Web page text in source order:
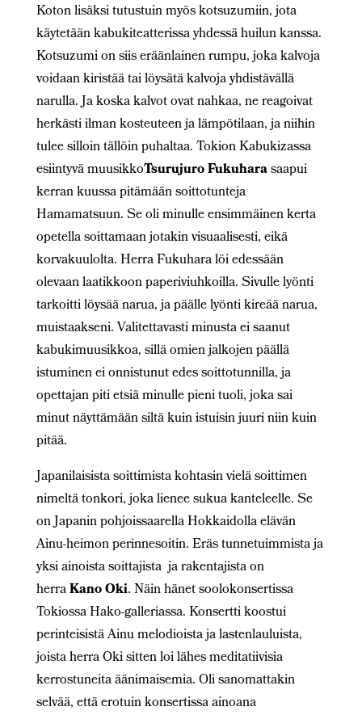
Koton lisäksi tutustuin myös kotsuzumiin, jota
käytetään kabukiteatterissa yhdessä huilun kanssa.
Kotsuzumi on siis eräänlainen rumpu, joka kalvoja
voidaan kiristää tai löysätä kalvoja yhdistävällä
narulla. Ja koska kalvot ovat nahkaa, ne reagoivat
herkästi ilman kosteuteen ja lämpötilaan, ja niihin
tulee silloin tällöin puhaltaa. Tokion Kabukizassa
esiintyvä muusikkoTsurujuro Fukuharasaapui
kerran kuussa pitämään soittotunteja
Hamamatsuun. Se oli minulle ensimmäinen kerta
opetella soittamaan jotakin visuaalisesti, eikä
korvakuulolta. Herra Fukuhara löi edessään
olevaan laatikkoon paperiviuhkoilla. Sivulle lyönti
tarkoitti löysää narua, ja päälle lyönti kireää narua,
muistaakseni. Valitettavasti minusta ei saanut
kabukimuusikkoa, sillä omien jalkojen päällä
istuminen ei onnistunut edes soittotunnilla, ja
opettajan piti etsiä minulle pieni tuoli, joka sai
minut näyttämään siltä kuin istuisin juuri niin kuin
pitää.
Japanilaisista soittimista kohtasin vielä soittimen
nimeltä tonkori, joka lienee sukua kanteleelle. Se
on Japanin pohjoissaarella Hokkaidolla elävän
Ainu-heimon perinnesoitin. Eräs tunnetuimmista ja
yksi ainoista soittajista ja rakentajista on
herraKano Oki. Näin hänet soolokonsertissa
Tokiossa Hako-galleriassa. Konsertti koostui
perinteisistä Ainu melodioista ja lastenlauluista,
joista herra Oki sitten loi lähes meditatiivisia
kerrostuneita äänimaisemia. Oli sanomattakin
selvää, että erotuin konsertissa ainoana